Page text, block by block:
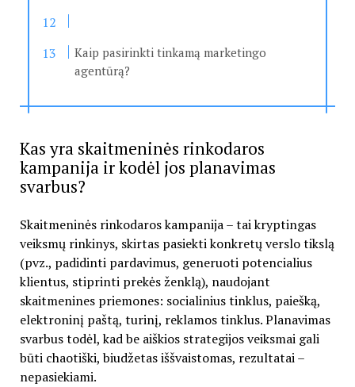
Kaip pasirinkti tinkamą marketingo
agentūrą?
Kas yra skaitmeninės rinkodaros
kampanija ir kodėl jos planavimas
svarbus?
Skaitmeninės rinkodaros kampanija – tai kryptingas
veiksmų rinkinys, skirtas pasiekti konkretų verslo tikslą
(pvz., padidinti pardavimus, generuoti potencialius
klientus, stiprinti prekės ženklą), naudojant
skaitmenines priemones: socialinius tinklus, paiešką,
elektroninį paštą, turinį, reklamos tinklus. Planavimas
svarbus todėl, kad be aiškios strategijos veiksmai gali
būti chaotiški, biudžetas iššvaistomas, rezultatai –
nepasiekiami.